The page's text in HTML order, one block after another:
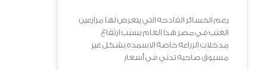
رغم الخسائر الفادحه التي يتعرض لها مزارعين
العنب في مصر هذا العام بسبب ارتفاع
مدخلات الزراعه خاصة الاسمده بشكل غير
مسبوق صاحبه تدني في أسعار